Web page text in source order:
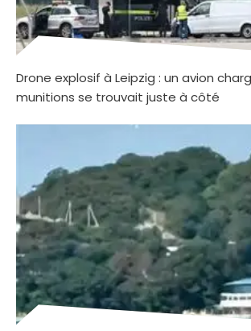
Drone explosif à Leipzig : un avion
munitions se trouvait juste à côté